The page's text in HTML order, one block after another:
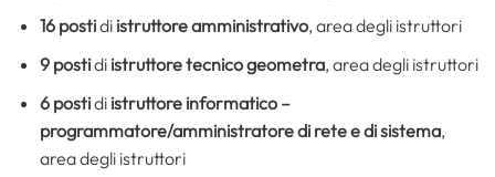
16 postidi istruttore amministrativo, area degli istruttori
9 postidi istruttore tecnico geometra, area degli istruttori
6 postidi istruttore informatico –
programmatore/amministratore di rete e di sistema,
area degli istruttori